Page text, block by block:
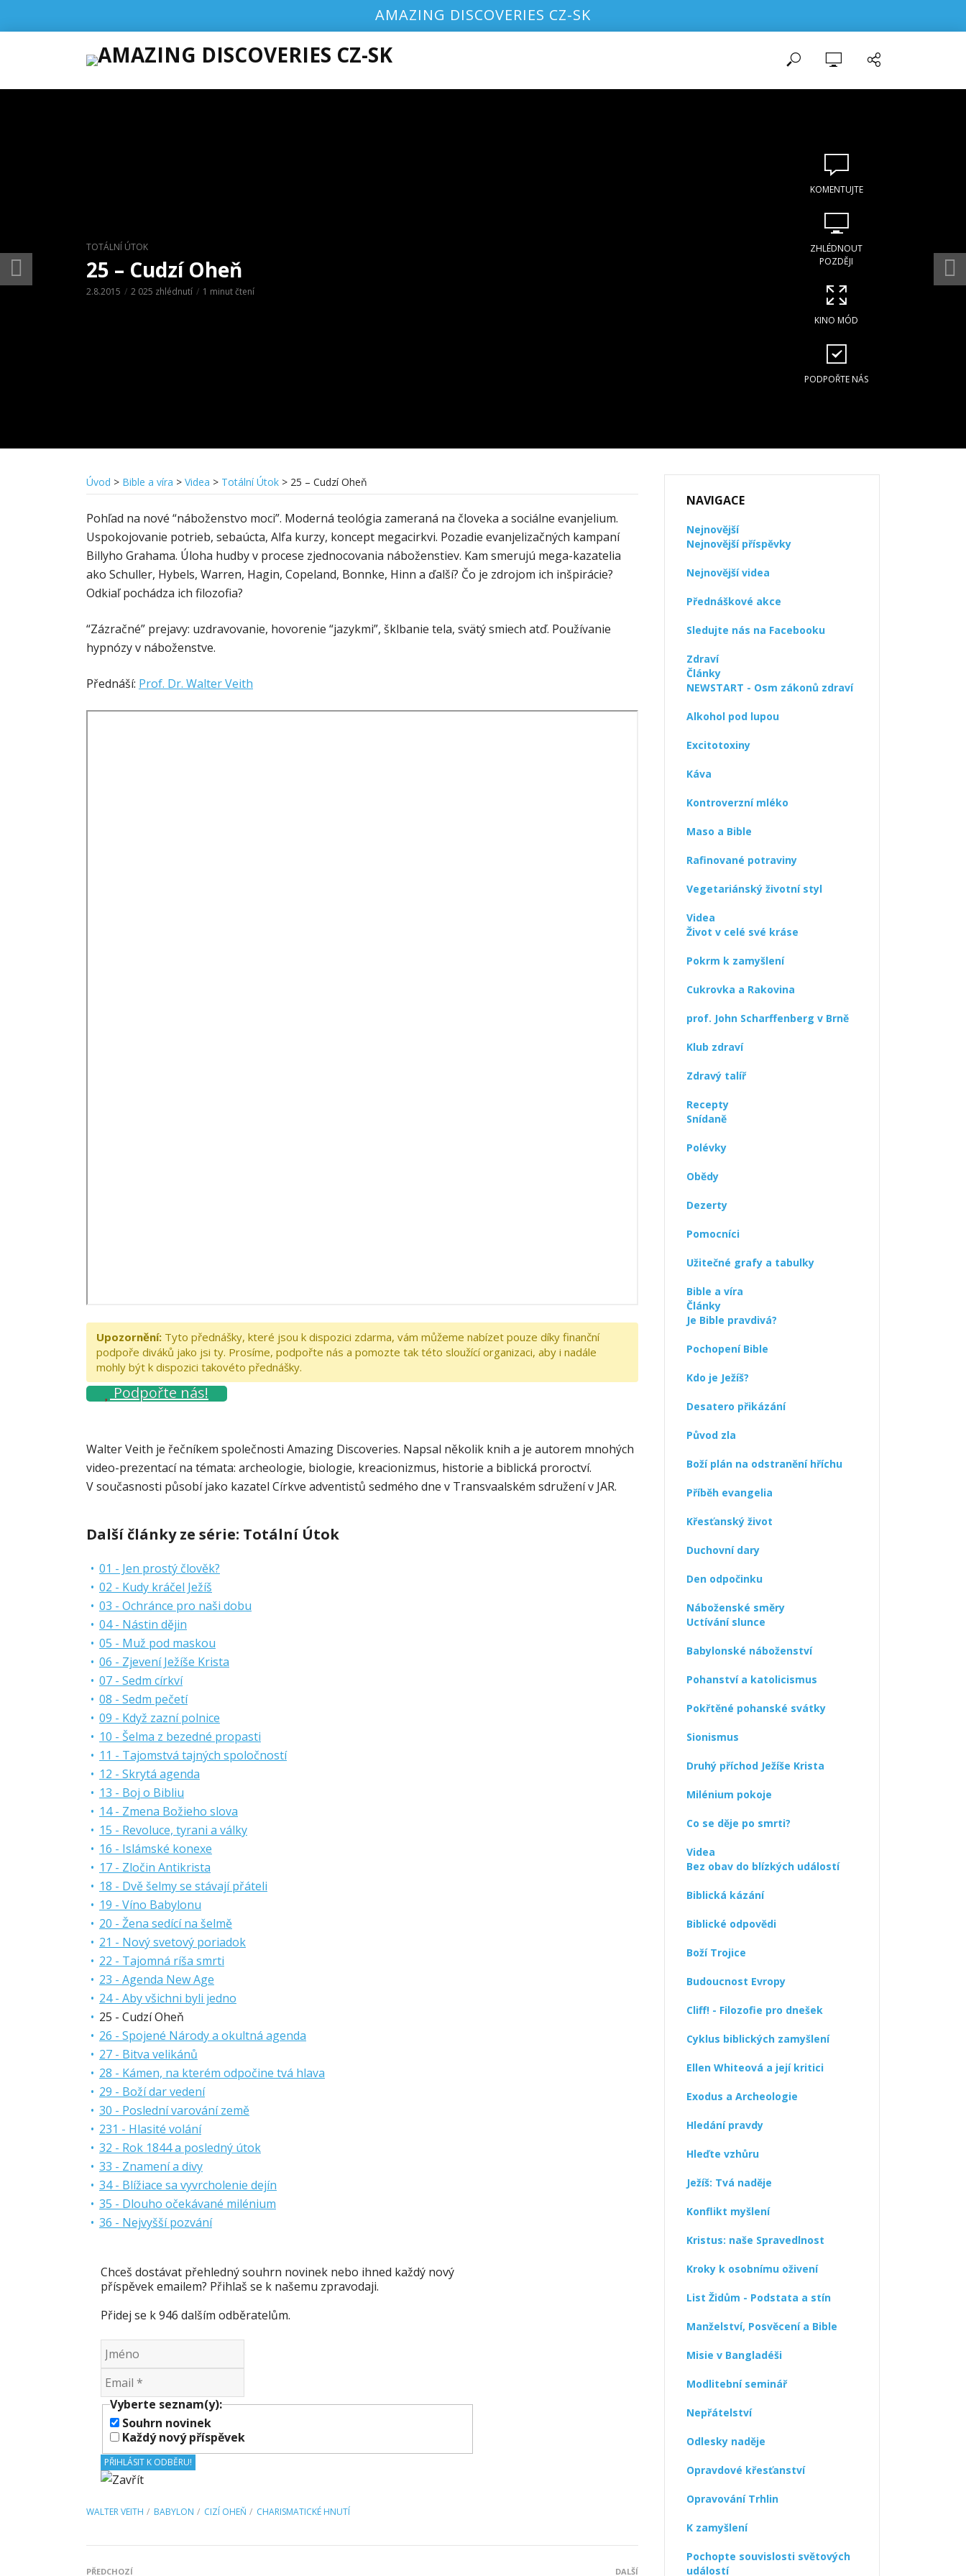
AMAZING DISCOVERIES CZ-SK
TOTÁLNÍ ÚTOK
25 – Cudzí Oheň
2.8.2015 2 025 zhlédnutí 1 minut čtení
KOMENTUJTE
ZHLÉDNOUT
POZDĚJI
KINO MÓD
PODPOŘTE NÁS
Úvod > Bible a víra > Videa > Totální Útok > 25 – Cudzí Oheň
Pohľad na nové “náboženstvo moci”. Moderná teológia zameraná na človeka a sociálne evanjelium.
Uspokojovanie potrieb, sebaúcta, Alfa kurzy, koncept megacirkvi. Pozadie evanjelizačných kampaní
Billyho Grahama. Úloha hudby v procese zjednocovania náboženstiev. Kam smerujú mega-kazatelia
ako Schuller, Hybels, Warren, Hagin, Copeland, Bonnke, Hinn a ďalší? Čo je zdrojom ich inšpirácie?
Odkiaľ pochádza ich filozofia?
“Zázračné” prejavy: uzdravovanie, hovorenie “jazykmi”, šklbanie tela, svätý smiech atď. Používanie
hypnózy v náboženstve.
Přednáší: Prof. Dr. Walter Veith
Upozornění: Tyto přednášky, které jsou k dispozici zdarma, vám můžeme nabízet pouze díky finanční
podpoře diváků jako jsi ty. Prosíme, podpořte nás a pomozte tak této sloužící organizaci, aby i nadále
mohly být k dispozici takovéto přednášky.
Podpořte nás!
Walter Veith je řečníkem společnosti Amazing Discoveries. Napsal několik knih a je autorem mnohých
video-prezentací na témata: archeologie, biologie, kreacionizmus, historie a biblická proroctví.
V současnosti působí jako kazatel Církve adventistů sedmého dne v Transvaalském sdružení v JAR.
Další články ze série: Totální Útok
01 - Jen prostý člověk?
02 - Kudy kráčel Ježíš
03 - Ochránce pro naši dobu
04 - Nástin dějin
05 - Muž pod maskou
06 - Zjevení Ježíše Krista
07 - Sedm církví
08 - Sedm pečetí
09 - Když zazní polnice
10 - Šelma z bezedné propasti
11 - Tajomstvá tajných spoločností
12 - Skrytá agenda
13 - Boj o Bibliu
14 - Zmena Božieho slova
15 - Revoluce, tyrani a války
16 - Islámské konexe
17 - Zločin Antikrista
18 - Dvě šelmy se stávají přáteli
19 - Víno Babylonu
20 - Žena sedící na šelmě
21 - Nový svetový poriadok
22 - Tajomná ríša smrti
23 - Agenda New Age
24 - Aby všichni byli jedno
25 - Cudzí Oheň
26 - Spojené Národy a okultná agenda
27 - Bitva velikánů
28 - Kámen, na kterém odpočine tvá hlava
29 - Boží dar vedení
30 - Poslední varování země
231 - Hlasité volání
32 - Rok 1844 a posledný útok
33 - Znamení a divy
34 - Blížiace sa vyvrcholenie dejín
35 - Dlouho očekávané milénium
36 - Nejvyšší pozvání
Chceš dostávat přehledný souhrn novinek nebo ihned každý nový
příspěvek emailem? Přihlaš se k našemu zpravodaji.
Přidej se k 946 dalším odběratelům.
Vyberte seznam(y):
Souhrn novinek
Každý nový příspěvek
WALTER VEITH BABYLON CIZÍ OHEŇ CHARISMATICKÉ HNUTÍ
PŘEDCHOZÍ DALŠÍ
NAVIGACE
Nejnovější
Nejnovější příspěvky
Nejnovější videa
Přednáškové akce
Sledujte nás na Facebooku
Zdraví
Články
NEWSTART - Osm zákonů zdraví
Alkohol pod lupou
Excitotoxiny
Káva
Kontroverzní mléko
Maso a Bible
Rafinované potraviny
Vegetariánský životní styl
Videa
Život v celé své kráse
Pokrm k zamyšlení
Cukrovka a Rakovina
prof. John Scharffenberg v Brně
Klub zdraví
Zdravý talíř
Recepty
Snídaně
Polévky
Obědy
Dezerty
Pomocníci
Užitečné grafy a tabulky
Bible a víra
Články
Je Bible pravdivá?
Pochopení Bible
Kdo je Ježíš?
Desatero přikázání
Původ zla
Boží plán na odstranění hříchu
Příběh evangelia
Křesťanský život
Duchovní dary
Den odpočinku
Náboženské směry
Uctívání slunce
Babylonské náboženství
Pohanství a katolicismus
Pokřtěné pohanské svátky
Sionismus
Druhý příchod Ježíše Krista
Milénium pokoje
Co se děje po smrti?
Videa
Bez obav do blízkých událostí
Biblická kázání
Biblické odpovědi
Boží Trojice
Budoucnost Evropy
Cliff! - Filozofie pro dnešek
Cyklus biblických zamyšlení
Ellen Whiteová a její kritici
Exodus a Archeologie
Hledání pravdy
Hleďte vzhůru
Ježíš: Tvá naděje
Konflikt myšlení
Kristus: naše Spravedlnost
Kroky k osobnímu oživení
List Židům - Podstata a stín
Manželství, Posvěcení a Bible
Misie v Bangladéši
Modlitební seminář
Nepřátelství
Odlesky naděje
Opravdové křesťanství
Opravování Trhlin
K zamyšlení
Pochopte souvislosti světových
událostí